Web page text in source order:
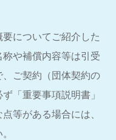
についてご紹介した
や補償内容等は引受
ご契約（団体契約の
「重要事項説明書」
等がある場合には、